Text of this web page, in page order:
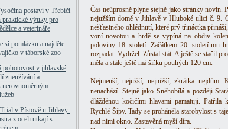
postaví v Třebíči
praktické výuky pro
a veterináře
si pomlázku a najděte
v táborské zoo
pohotovost v jihlavské
zneužívání a
nerovnoměrným
v Pístově u Jihlavy:
z oceli utkají s
Čas neúprosně plyne stejně jako stránky novin.
nejužším domě v Jihlavě v Hluboké ulici č. 9.
nešťastného ohlédnutí, které prý třináctka
voní novotou a hrdě se vypíná na obdiv
poloviny 18. století. Začátkem 20. století mu
rozpadat. Vydržel. Zůstal stát. A ještě se stačil
měla a stále ještě má šířku pouhých 120 cm.
Nejmenší, nejužší, nejnižší, zkrátka nejdům.
nenachází. Stejně jako Sněhobílá a později
dlážděnou kočičími hlavami pamatuji.
Rychlé Šípy. Tady se proháněla starobylost s
nad nimi okno. Zastavěná myší díra.